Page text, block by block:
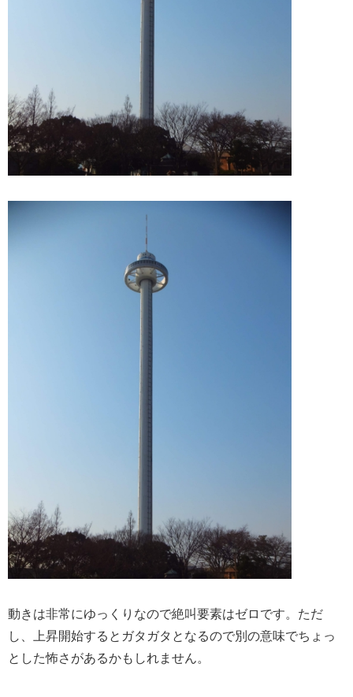
動きは非常にゆっくりなので絶叫要素はゼロです。ただ
し、上昇開始するとガタガタとなるので別の意味でちょっ
とした怖さがあるかもしれません。